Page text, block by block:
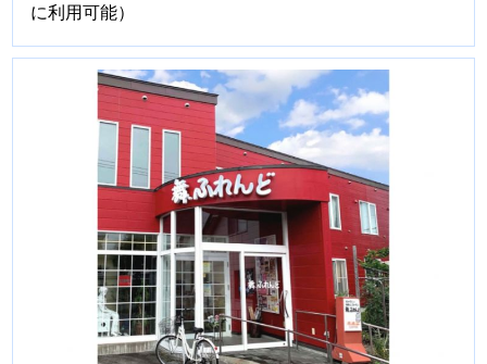
に利用可能）